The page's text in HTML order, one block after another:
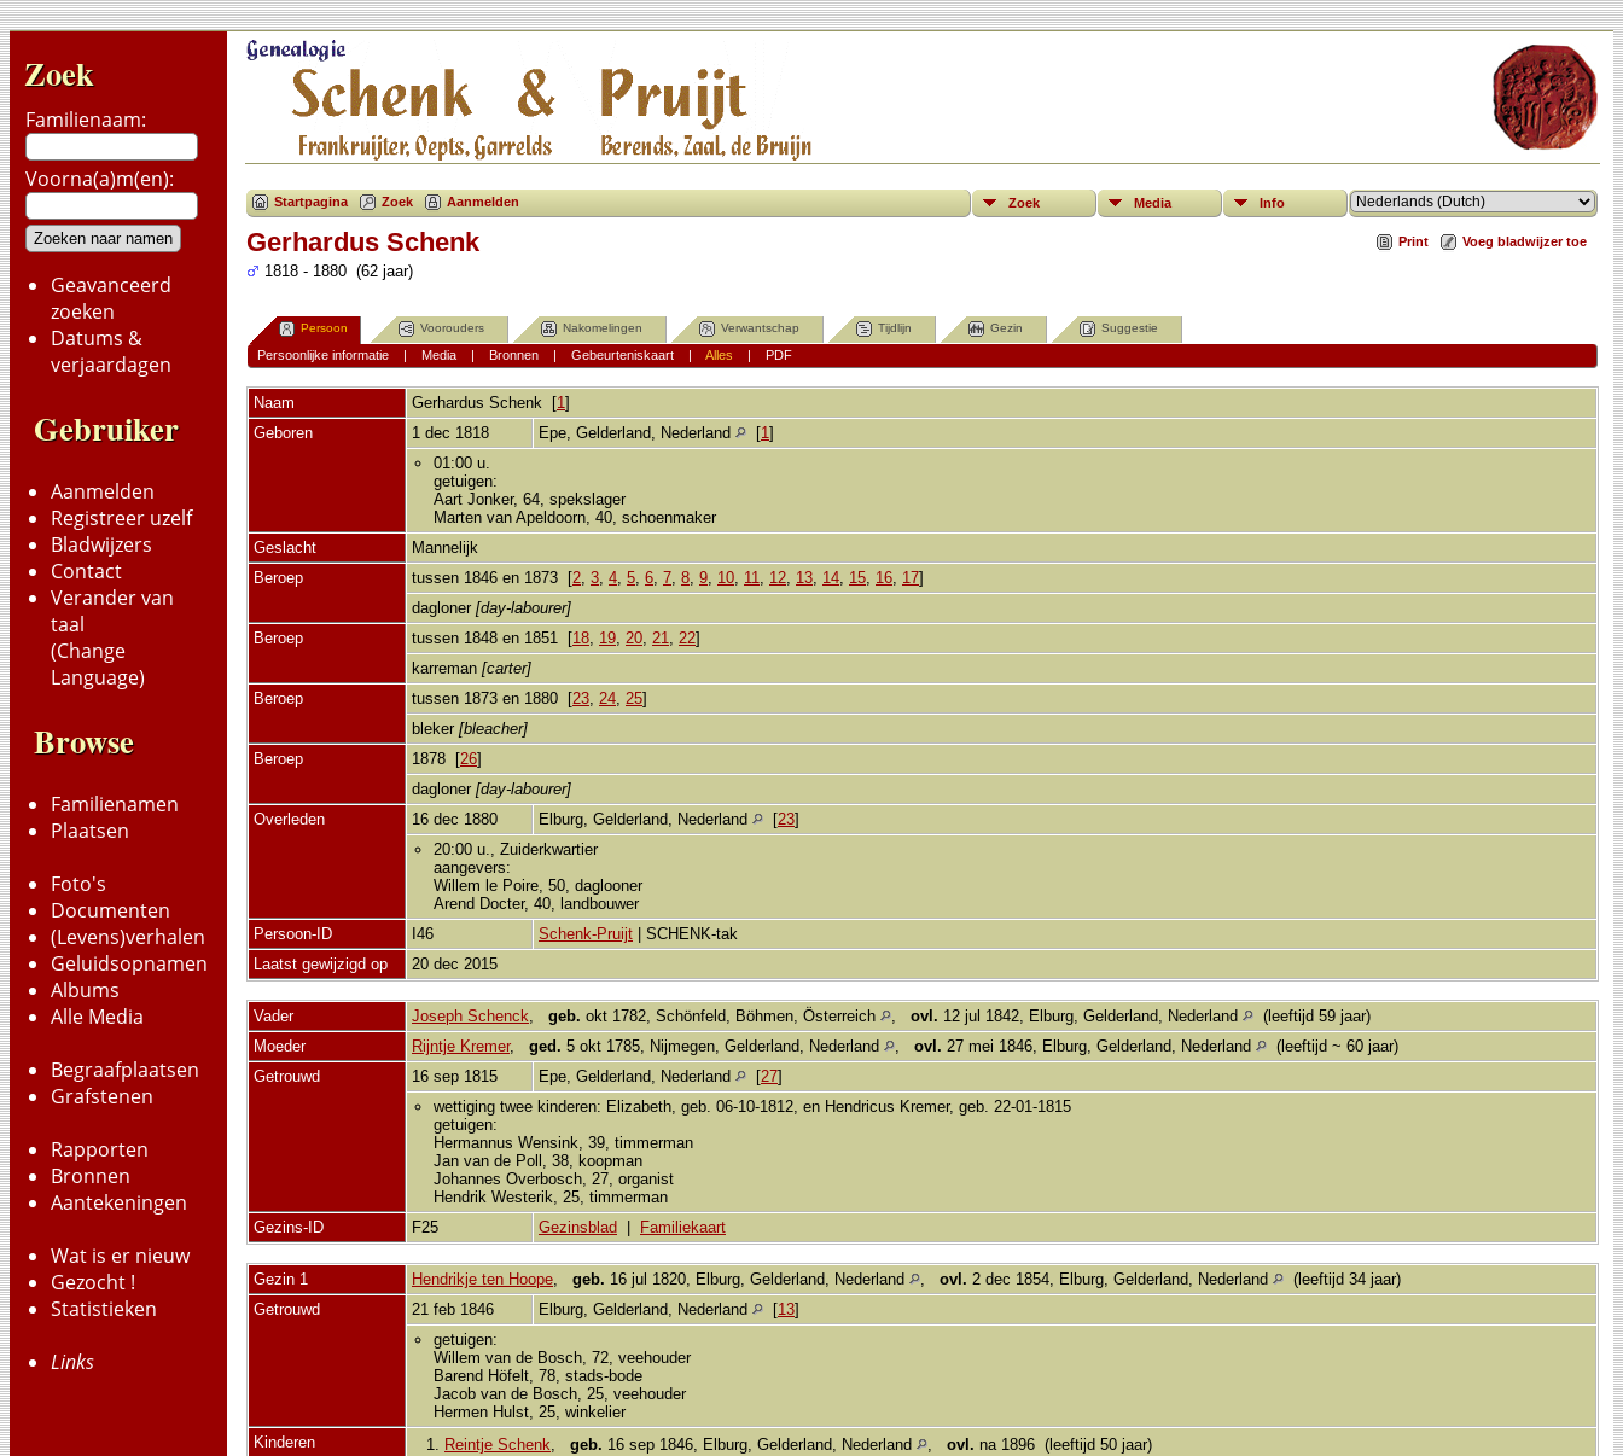
Zoek
Familienaam:
Voorna(a)m(en):
Geavanceerd
zoeken
Datums &
verjaardagen
Gebruiker
Aanmelden
Registreer uzelf
Bladwijzers
Contact
Verander van
taal
(Change
Language)
Browse
Familienamen
Plaatsen
Foto's
Documenten
(Levens)verhalen
Geluidsopnamen
Albums
Alle Media
Begraafplaatsen
Grafstenen
Rapporten
Bronnen
Aantekeningen
Wat is er nieuw
Gezocht !
Statistieken
Links
Startpagina Zoek Aanmelden Zoek Media Info
Print Voeg bladwijzer toe
Gerhardus Schenk
1818 - 1880 (62 jaar)
Persoon Voorouders Nakomelingen Verwantschap Tijdlijn Gezin Suggestie
Persoonlijke informatie| Media| Bronnen| Gebeurteniskaart| Alles PDF
Naam Gerhardus Schenk [1]
Geboren
1 dec 1818 Epe, Gelderland, Nederland [1]
01:00 u.
getuigen:
Aart Jonker, 64, spekslager
Marten van Apeldoorn, 40, schoenmaker
Geslacht
Mannelijk
Beroep
tussen 1846 en 1873 [2 3 4 5 6 7 8 9 10 11 12 13 14 15 16 17]
dagloner [day-labourer]
Beroep
tussen 1848 en 1851 [18 19 20 21 22]
karreman [carter]
Beroep
tussen 1873 en 1880 [23 24 25]
bleker [bleacher]
Beroep
1878 [26]
dagloner [day-labourer]
Overleden
16 dec 1880 Elburg, Gelderland, Nederland [23]
20:00 u., Zuiderkwartier
aangevers:
Willem le Poire, 50, daglooner
Arend Docter, 40, landbouwer
Persoon-ID
I46 Schenk-Pruijt | SCHENK-tak
Laatst gewijzigd op
20 dec 2015
Vader Joseph Schenck geb. okt 1782, Schönfeld, Böhmen, Österreich ovl. 12 jul 1842, Elburg, Gelderland, Nederland
(leeftijd 59 jaar)
Moeder
Rijntje Kremer, ged. 5 okt 1785, Nijmegen, Gelderland, Nederland ovl. 27 mei 1846, Elburg, Gelderland, Nederland
(leeftijd ~ 60 jaar)
Getrouwd
16 sep 1815 Epe, Gelderland, Nederland [27]
wettiging twee kinderen: Elizabeth, geb. 06-10-1812, en Hendricus Kremer, geb. 22-01-1815
getuigen:
Hermannus Wensink, 39, timmerman
Jan van de Poll, 38, koopman
Johannes Overbosch, 27, organist
Hendrik Westerik, 25, timmerman
Gezins-ID
F25 Gezinsblad | Familiekaart
Gezin 1 Hendrikje ten Hoope geb. 16 jul 1820, Elburg, Gelderland, Nederland ovl. 2 dec 1854, Elburg, Gelderland, Nederland
(leeftijd 34 jaar)
Getrouwd
21 feb 1846 Elburg, Gelderland, Nederland [13]
getuigen:
Willem van de Bosch, 72, veehouder
Barend Höfelt, 78, stads-bode
Jacob van de Bosch, 25, veehouder
Hermen Hulst, 25, winkelier
Kinderen
1. Reintje Schenk geb. 16 sep 1846, Elburg, Gelderland, Nederland ovl. na 1896 (leeftijd 50 jaar)